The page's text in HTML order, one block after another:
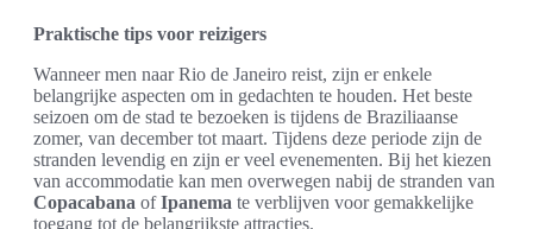
Praktische tips voor reizigers
Wanneer men naar Rio de Janeiro reist, zijn er enkele
belangrijke aspecten om in gedachten te houden. Het beste
seizoen om de stad te bezoeken is tijdens de Braziliaanse
zomer, van december tot maart. Tijdens deze periode zijn de
stranden levendig en zijn er veel evenementen. Bij het kiezen
van accommodatie kan men overwegen nabij de stranden van
Copacabana ofIpanema te verblijven voor gemakkelijke
toegang tot de belangrijkste attracties.